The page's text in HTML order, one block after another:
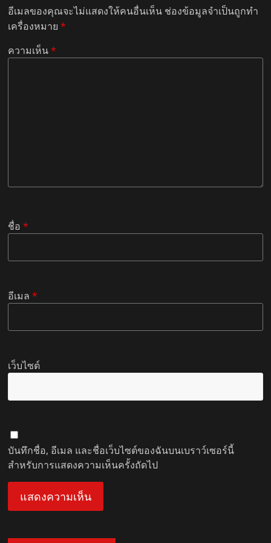
อีเมลของคุณจะไม่แสดงให้คนอื่นเห็น ช่องข้อมูลจำเป็นถูกทำ
เครื่องหมาย*
ความเห็น*
ชื่อ*
อีเมล*
เว็บไซต์
บันทึกชื่อ, อีเมล และชื่อเว็บไซต์ของฉันบนเบราว์เซอร์นี้
สำหรับการแสดงความเห็นครั้งถัดไป